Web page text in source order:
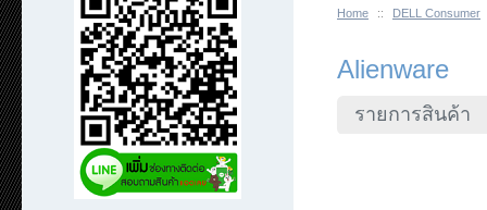
Home :: DELL Consumer
Alienware
รายการสินค้า